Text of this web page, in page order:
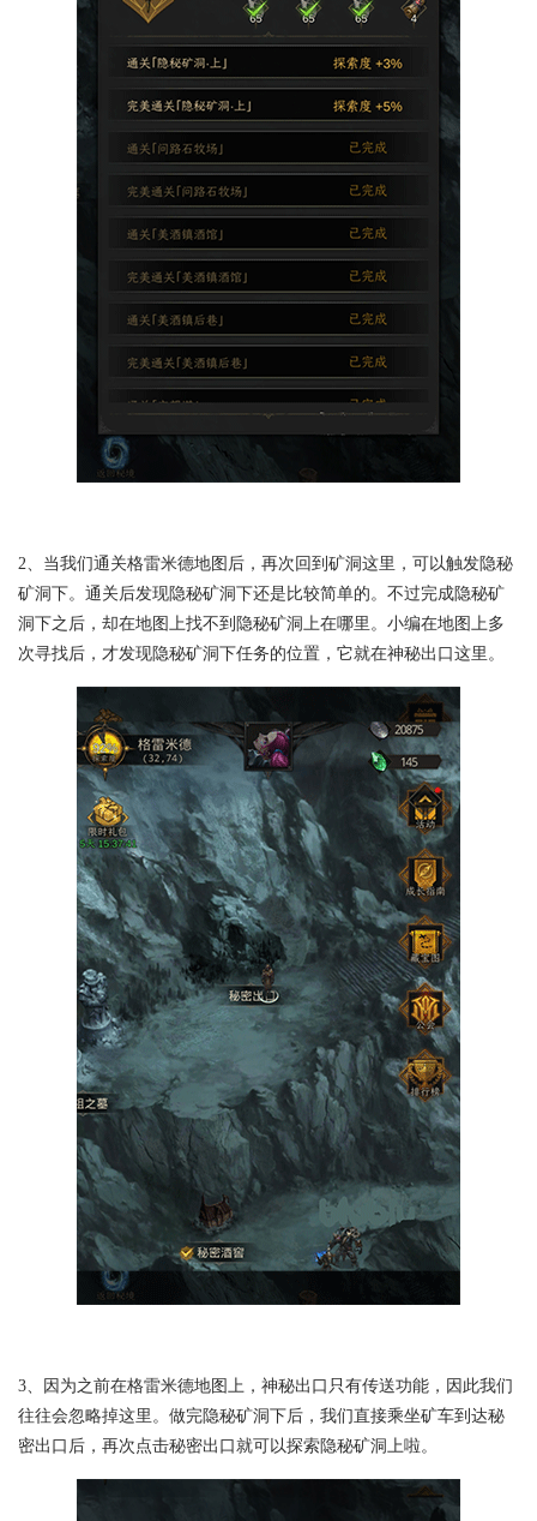
2、当我们通关格雷米德地图后，再次回到矿洞这里，可以触发隐秘
矿洞下。通关后发现隐秘矿洞下还是比较简单的。不过完成隐秘矿
洞下之后，却在地图上找不到隐秘矿洞上在哪里。小编在地图上多
次寻找后，才发现隐秘矿洞下任务的位置，它就在神秘出口这里。
3、因为之前在格雷米德地图上，神秘出口只有传送功能，因此我们
往往会忽略掉这里。做完隐秘矿洞下后，我们直接乘坐矿车到达秘
密出口后，再次点击秘密出口就可以探索隐秘矿洞上啦。